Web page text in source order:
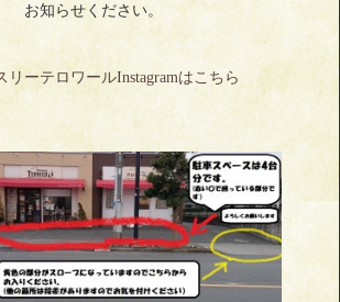
お知らせください。
リーテロワールInstagramはこちら